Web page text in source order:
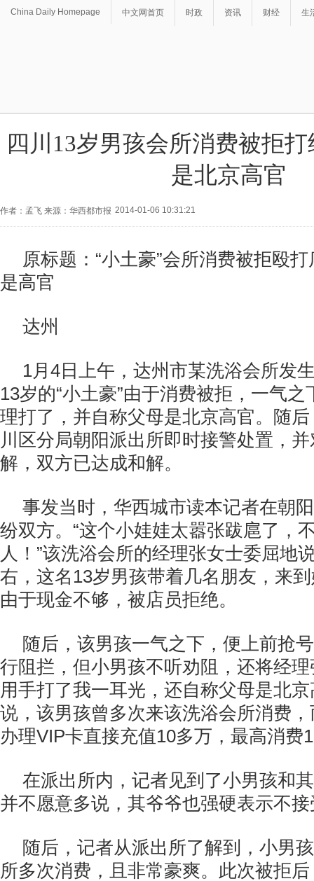
China Daily Homepage 中文网首页 时政 资讯 财经 生
四川13岁男孩会所消费被拒
是北京高官
作者：孟飞 来源：华西都市报 2014-01-06 10:31:21
原标题：“小土豪”会所消费被拒殴
是高官
达州
1月4日上午，达州市某洗浴会所发
13岁的“小土豪”由于消费被拒，一气
理打了，并自称父母是北京高官。随
川区分局朝阳派出所即时接警处置，
解，双方已达成和解。
事发当时，华西城市读本记者在朝
纷双方。“这个小娃娃太嚣张跋扈了，
人！”该洗浴会所的经理张女士委屈地
右，这名13岁男孩带着几名朋友，来
由于现金不够，被店员拒绝。
随后，该男孩一气之下，便上前抢
行阻拦，但小男孩不听劝阻，还将经
用手打了我一耳光，还自称父母是北京
说，该男孩曾多次来该洗浴会所消费，
办理VIP卡直接充值10多万，最高消费
在派出所内，记者见到了小男孩和
并不愿意多说，其爷爷也强硬表示不
随后，记者从派出所了解到，小男
所多次消费，且非常豪爽。此次被拒